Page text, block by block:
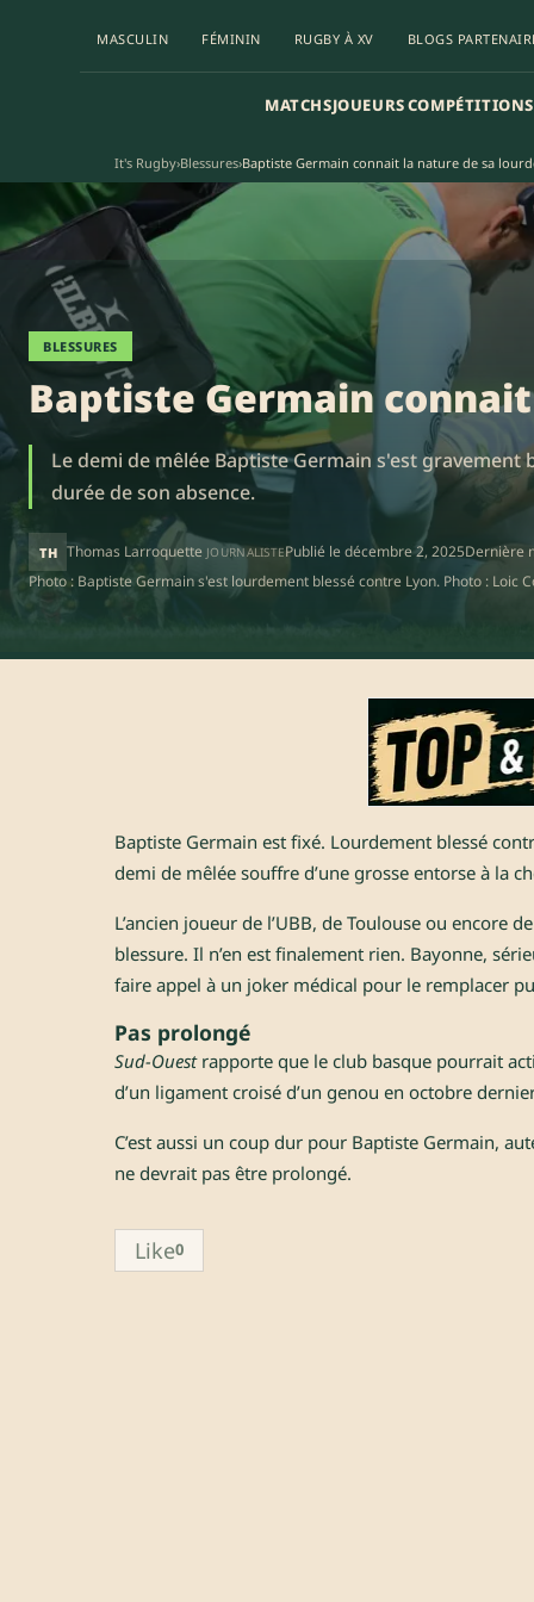
MASCULIN FÉMININ RUGBY À XV BLOGS
MATCHSJOUEURSCOMPÉTITIONS
It's Rugby›Blessures›Baptiste Germain connait la nature de sa
BLESSURES
Baptiste Germain
Le demi de mêlée Baptiste Germain s'est
durée de son absence.
TH Thomas Larroquette JOURNALISTEPublié ledécembre 2, 2025Dernière
Photo : Baptiste Germain s'est lourdement blessé contre Lyon. Photo : Loic
Baptiste Germain est fixé. Lourdement blessé
demi de mêlée souffre d’une grosse entorse à la
L’ancien joueur de l’UBB, de Toulouse ou
blessure. Il n’en est finalement rien. Bayonne,
faire appel à un joker médical pour le remplacer
Pas prolongé
Sud-Ouestrapporte que le club basque pourrait
d’un ligament croisé d’un genou en octobre
C’est aussi un coup dur pour Baptiste Germain,
ne devrait pas être prolongé.
Like0